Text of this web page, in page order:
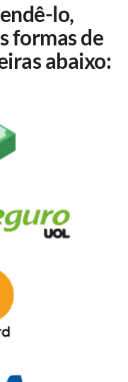
lo,
formas de
abaixo: